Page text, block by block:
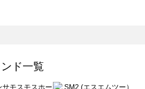
イサマンサモスモス）の一覧
ブルー）の一覧
ド一覧